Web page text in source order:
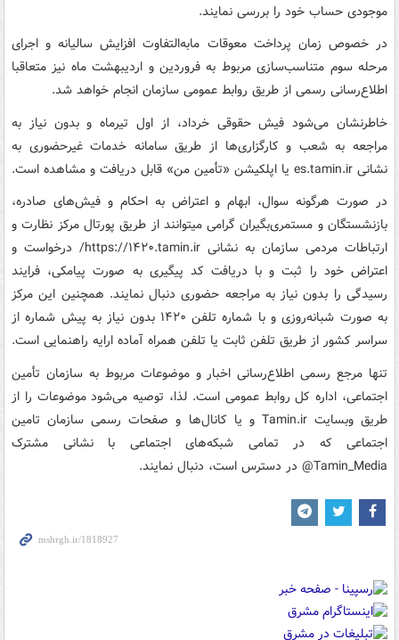
موجودی حساب خود را بررسی نمایند.
در خصوص زمان پرداخت معوقات مابه‌التفاوت افزایش سالیانه و اجرای
مرحله سوم متناسب‌سازی مربوط به فروردین و اردیبهشت ماه نیز متعاقبا
اطلاع‌رسانی رسمی از طریق روابط عمومی سازمان انجام خواهد شد.
خاطرنشان می‌شود فیش حقوقی خرداد، از اول تیرماه و بدون نیاز به
مراجعه به شعب و کارگزاری‌ها از طریق سامانه خدمات غیرحضوری به
نشانی es.tamin.ir یا اپلکیشن «تأمین من» قابل دریافت و مشاهده است.
در صورت هرگونه سوال، ابهام و اعتراض به احکام و فیش‌های صادره،
بازنشستگان و مستمری‌بگیران گرامی میتوانند از طریق پورتال مرکز نظارت و
ارتباطات مردمی سازمان به نشانی https://۱۴۲۰.tamin.ir/ درخواست و
اعتراض خود را ثبت و با دریافت کد پیگیری به صورت پیامکی، فرایند
رسیدگی را بدون نیاز به مراجعه حضوری دنبال نمایند. همچنین این مرکز
به صورت شبانه‌روزی و با شماره تلفن ۱۴۲۰ بدون نیاز به پیش شماره از
سراسر کشور از طریق تلفن ثابت یا تلفن همراه آماده ارایه راهنمایی است.
تنها مرجع رسمی اطلاع‌رسانی اخبار و موضوعات مربوط به سازمان تأمین
اجتماعی، اداره کل روابط عمومی است. لذا، توصیه می‌شود موضوعات را از
طریق وبسایت Tamin.ir و یا کانال‌ها و صفحات رسمی سازمان تامین
اجتماعی که در تمامی شبکه‌های اجتماعی با نشانی مشترک
Tamin_Media@ در دسترس است، دنبال نمایند.